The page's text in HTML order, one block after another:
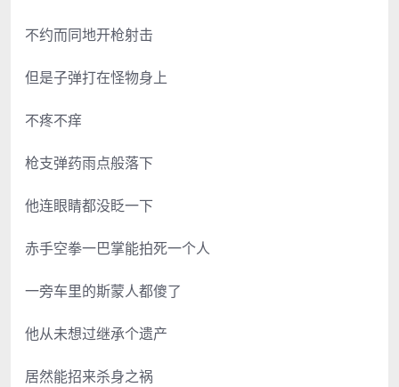
不约而同地开枪射击
但是子弹打在怪物身上
不疼不痒
枪支弹药雨点般落下
他连眼睛都没眨一下
赤手空拳一巴掌能拍死一个人
一旁车里的斯蒙人都傻了
他从未想过继承个遗产
居然能招来杀身之祸